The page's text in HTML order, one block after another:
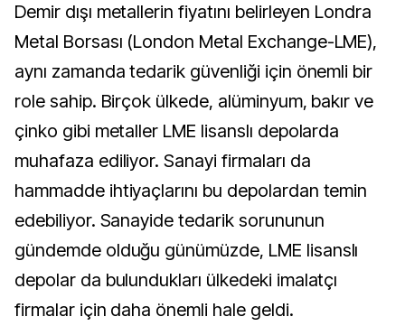
Demir dışı metallerin fiyatını belirleyen Londra
Metal Borsası (London Metal Exchange-LME),
aynı zamanda tedarik güvenliği için önemli bir
role sahip. Birçok ülkede, alüminyum, bakır ve
çinko gibi metaller LME lisanslı depolarda
muhafaza ediliyor. Sanayi firmaları da
hammadde ihtiyaçlarını bu depolardan temin
edebiliyor. Sanayide tedarik sorununun
gündemde olduğu günümüzde, LME lisanslı
depolar da bulundukları ülkedeki imalatçı
firmalar için daha önemli hale geldi.